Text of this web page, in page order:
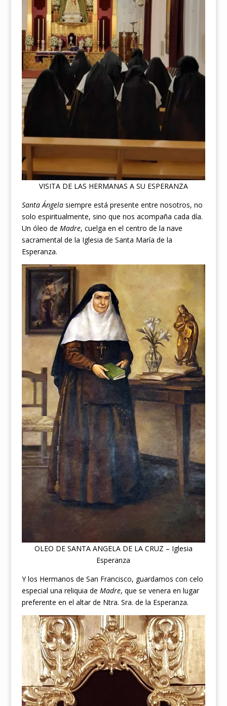
VISITA DE LAS HERMANAS A SU ESPERANZA
Santa Ángelasiempre está presente entre nosotros, no
solo espiritualmente, sino que nos acompaña cada día.
Un óleo de Madre, cuelga en el centro de la nave
sacramental de la Iglesia de Santa María de la
Esperanza.
OLEO DE SANTA ANGELA DE LA CRUZ – Iglesia
Esperanza
Y los Hermanos de San Francisco, guardamos con celo
especial una reliquia de Madre, que se venera en lugar
preferente en el altar de Ntra. Sra. de la Esperanza.